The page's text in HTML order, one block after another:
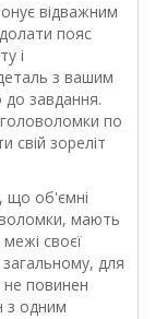
відважним
пояс
і
з вашим
до завдання.
по
свій зореліт
що об'ємні
мають
межі своєї
для
не повинен
з одним